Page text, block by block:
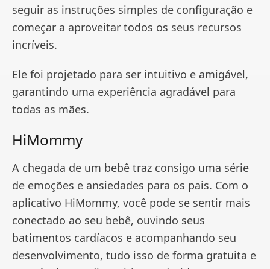
seguir as instruções simples de configuração e
começar a aproveitar todos os seus recursos
incríveis.
Ele foi projetado para ser intuitivo e amigável,
garantindo uma experiência agradável para
todas as mães.
HiMommy
A chegada de um bebê traz consigo uma série
de emoções e ansiedades para os pais. Com o
aplicativo HiMommy, você pode se sentir mais
conectado ao seu bebê, ouvindo seus
batimentos cardíacos e acompanhando seu
desenvolvimento, tudo isso de forma gratuita e